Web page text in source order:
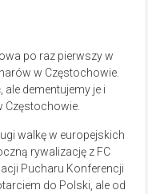
po raz pierwszy w
w Częstochowie.
ale dementujemy je i
Częstochowie.
walkę w europejskich
rywalizację z FC
Pucharu Konferencji
do Polski, ale od